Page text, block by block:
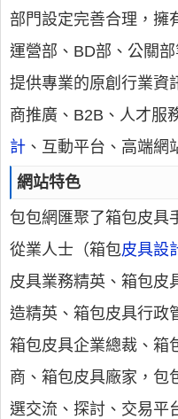
部門設定完善合理，擁
運營部、BD部、公關
提供專業的原創行業資
商推廣、B2B、人才服
計 、互動平台、高端網
網站特色
包包網匯聚了箱包皮具
從業人士（箱包皮具設
皮具業務精英、箱包皮
造精英、箱包皮具行政
箱包皮具企業總裁、箱
商、箱包皮具廠家，包
選交流、探討、交易平